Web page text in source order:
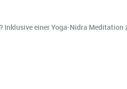
Inklusive einer Yoga-Nidra Meditation